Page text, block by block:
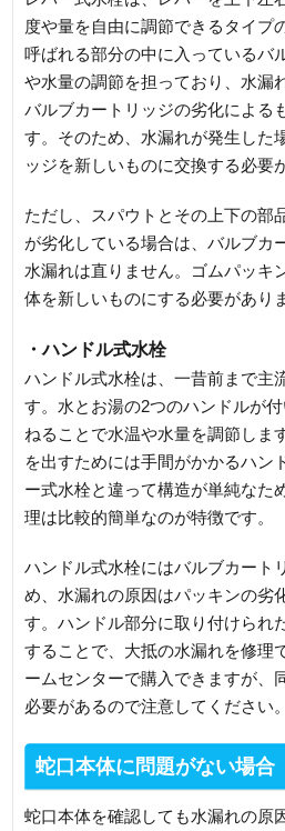
度や量を自由に調節できるタイプ
呼ばれる部分の中に入っているバ
や水量の調節を担っており、水漏
バルブカートリッジの劣化による
す。そのため、水漏れが発生した
ッジを新しいものに交換する必要
ただし、スパウトとその上下の部
が劣化している場合は、バルブカ
水漏れは直りません。ゴムパッキ
体を新しいものにする必要があり
・ハンドル式水栓
ハンドル式水栓は、一昔前まで主
す。水とお湯の2つのハンドルが
ねることで水温や水量を調節しま
を出すためには手間がかかるハン
ー式水栓と違って構造が単純なた
理は比較的簡単なのが特徴です。
ハンドル式水栓にはバルブカート
め、水漏れの原因はパッキンの劣
す。ハンドル部分に取り付けられ
することで、大抵の水漏れを修理
ームセンターで購入できますが、
必要があるので注意してください。
蛇口本体に問題がない場合
蛇口本体を確認しても水漏れの原